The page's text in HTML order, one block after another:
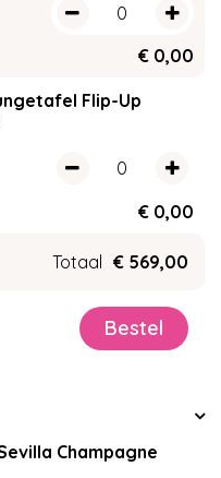
€ 0,00
Flip-Up
€ 0,00
Totaal € 569,00
Champagne